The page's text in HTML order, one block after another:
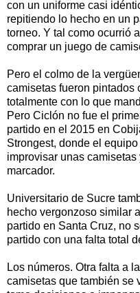
con un uniforme casi
repitiendo lo hecho en un
torneo. Y tal como ocurrió
comprar un juego de
Pero el colmo de la
camisetas fueron pintados
totalmente con lo que
Pero Ciclón no fue el
partido en el 2015 en
Strongest, donde el
improvisar unas
marcador.
Universitario de Sucre
hecho vergonzoso similar
partido en Santa Cruz, no
partido con una falta total
Los números. Otra falta a
camisetas que también se